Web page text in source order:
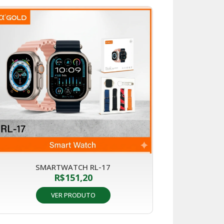
SMARTWATCH RL-17
R$151,20
VER PRODUTO